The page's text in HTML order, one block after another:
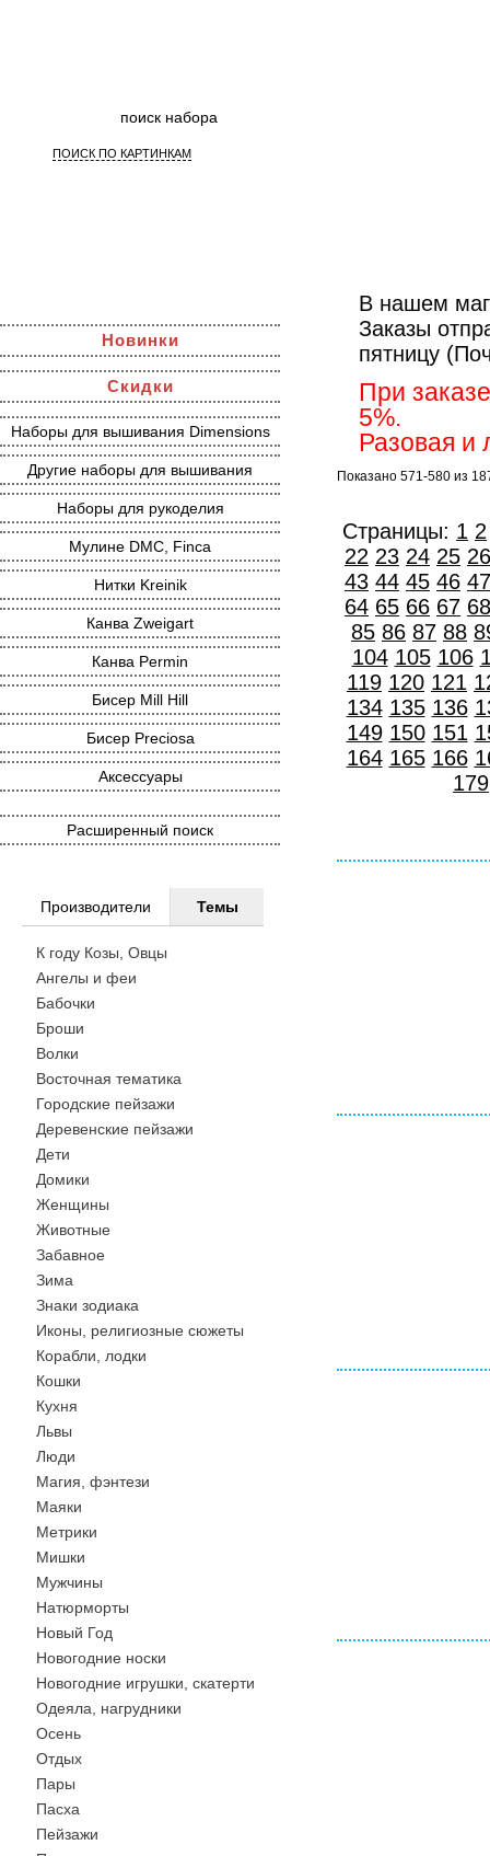
ПОИСК ПО КАРТИНКАМ
Новинки
Скидки
Наборы для вышивания Dimensions
Другие наборы для вышивания
Наборы для рукоделия
Мулине DMC, Finca
Нитки Kreinik
Канва Zweigart
Канва Permin
Бисер Mill Hill
Бисер Preciosa
Аксессуары
Расширенный поиск
Производители Темы
К году Козы, Овцы
Ангелы и феи
Бабочки
Броши
Волки
Восточная тематика
Городские пейзажи
Деревенские пейзажи
Дети
Домики
Женщины
Животные
Забавное
Зима
Знаки зодиака
Иконы, религиозные сюжеты
Корабли, лодки
Кошки
Кухня
Львы
Люди
Магия, фэнтези
Маяки
Метрики
Мишки
Мужчины
Натюрморты
Новый Год
Новогодние носки
Новогодние игрушки, скатерти
Одеяла, нагрудники
Осень
Отдых
Пары
Пасха
Пейзажи
В нашем
Заказы
пятницу
При
5%.
Разовая и
Показано 571-580 из
Страницы: 1 2
22 23 24 25 26
43 44 45 46 47
64 65 66 67 68
85 86 87 88
104 105 106
119 120 121
134 135 136
149 150 151
164 165 166
179